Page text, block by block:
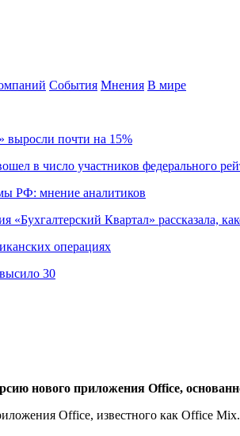
События Мнения В мире
выросли почти на 15%
в число участников федерального
РФ: мнение аналитиков
«Бухгалтерский Квартал» рассказала,
операциях
30
нового приложения Office,
Office, известного как Office Mix.